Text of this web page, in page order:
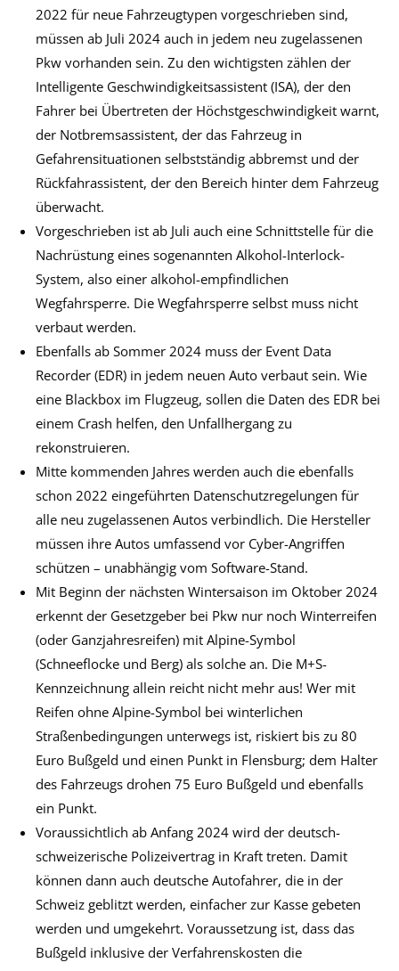
2022 für neue Fahrzeugtypen vorgeschrieben sind,
müssen ab Juli 2024 auch in jedem neu zugelassenen
Pkw vorhanden sein. Zu den wichtigsten zählen der
Intelligente Geschwindigkeitsassistent (ISA), der den
Fahrer bei Übertreten der Höchstgeschwindigkeit warnt,
der Notbremsassistent, der das Fahrzeug in
Gefahrensituationen selbstständig abbremst und der
Rückfahrassistent, der den Bereich hinter dem Fahrzeug
überwacht.
Vorgeschrieben ist ab Juli auch eine Schnittstelle für die
Nachrüstung eines sogenannten Alkohol-Interlock-
System, also einer alkohol-empfindlichen
Wegfahrsperre. Die Wegfahrsperre selbst muss nicht
verbaut werden.
Ebenfalls ab Sommer 2024 muss der Event Data
Recorder (EDR) in jedem neuen Auto verbaut sein. Wie
eine Blackbox im Flugzeug, sollen die Daten des EDR bei
einem Crash helfen, den Unfallhergang zu
rekonstruieren.
Mitte kommenden Jahres werden auch die ebenfalls
schon 2022 eingeführten Datenschutzregelungen für
alle neu zugelassenen Autos verbindlich. Die Hersteller
müssen ihre Autos umfassend vor Cyber-Angriffen
schützen – unabhängig vom Software-Stand.
Mit Beginn der nächsten Wintersaison im Oktober 2024
erkennt der Gesetzgeber bei Pkw nur noch Winterreifen
(oder Ganzjahresreifen) mit Alpine-Symbol
(Schneeflocke und Berg) als solche an. Die M+S-
Kennzeichnung allein reicht nicht mehr aus! Wer mit
Reifen ohne Alpine-Symbol bei winterlichen
Straßenbedingungen unterwegs ist, riskiert bis zu 80
Euro Bußgeld und einen Punkt in Flensburg; dem Halter
des Fahrzeugs drohen 75 Euro Bußgeld und ebenfalls
ein Punkt.
Voraussichtlich ab Anfang 2024 wird der deutsch-
schweizerische Polizeivertrag in Kraft treten. Damit
können dann auch deutsche Autofahrer, die in der
Schweiz geblitzt werden, einfacher zur Kasse gebeten
werden und umgekehrt. Voraussetzung ist, dass das
Bußgeld inklusive der Verfahrenskosten die